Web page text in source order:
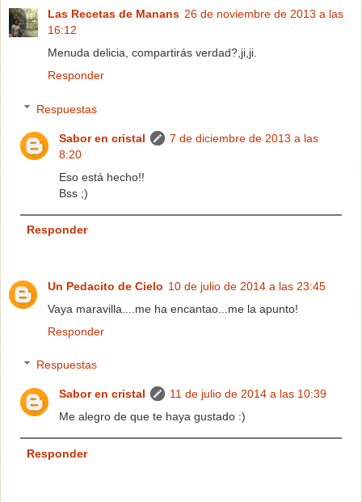
Las Recetas de Manans 26 de noviembre de 2013 a las
16:12
Menuda delicia, compartirás verdad?,ji,ji.
Responder
Respuestas
Sabor en cristal
7 de diciembre de 2013 a las
8:20
Eso está hecho!!
Bss ;)
Responder
Un Pedacito de Cielo 10 de julio de 2014 a las 23:45
Vaya maravilla....me ha encantao...me la apunto!
Responder
Respuestas
Sabor en cristal
11 de julio de 2014 a las 10:39
Me alegro de que te haya gustado :)
Responder